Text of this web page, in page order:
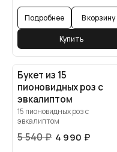
Подробнее В корзину
Купить
Букет из 15
пионовидных роз с
эвкалиптом
15 пионовидных роз с
эвкалиптом
5 540₽ 4 990 ₽